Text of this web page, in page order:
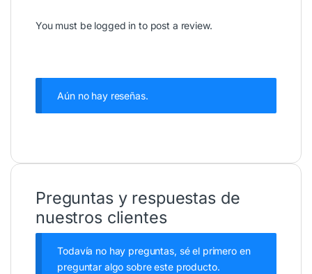
You must be logged in to post a review.
Aún no hay reseñas.
Preguntas y respuestas de
nuestros clientes
Todavía no hay preguntas, sé el primero en
preguntar algo sobre este producto.